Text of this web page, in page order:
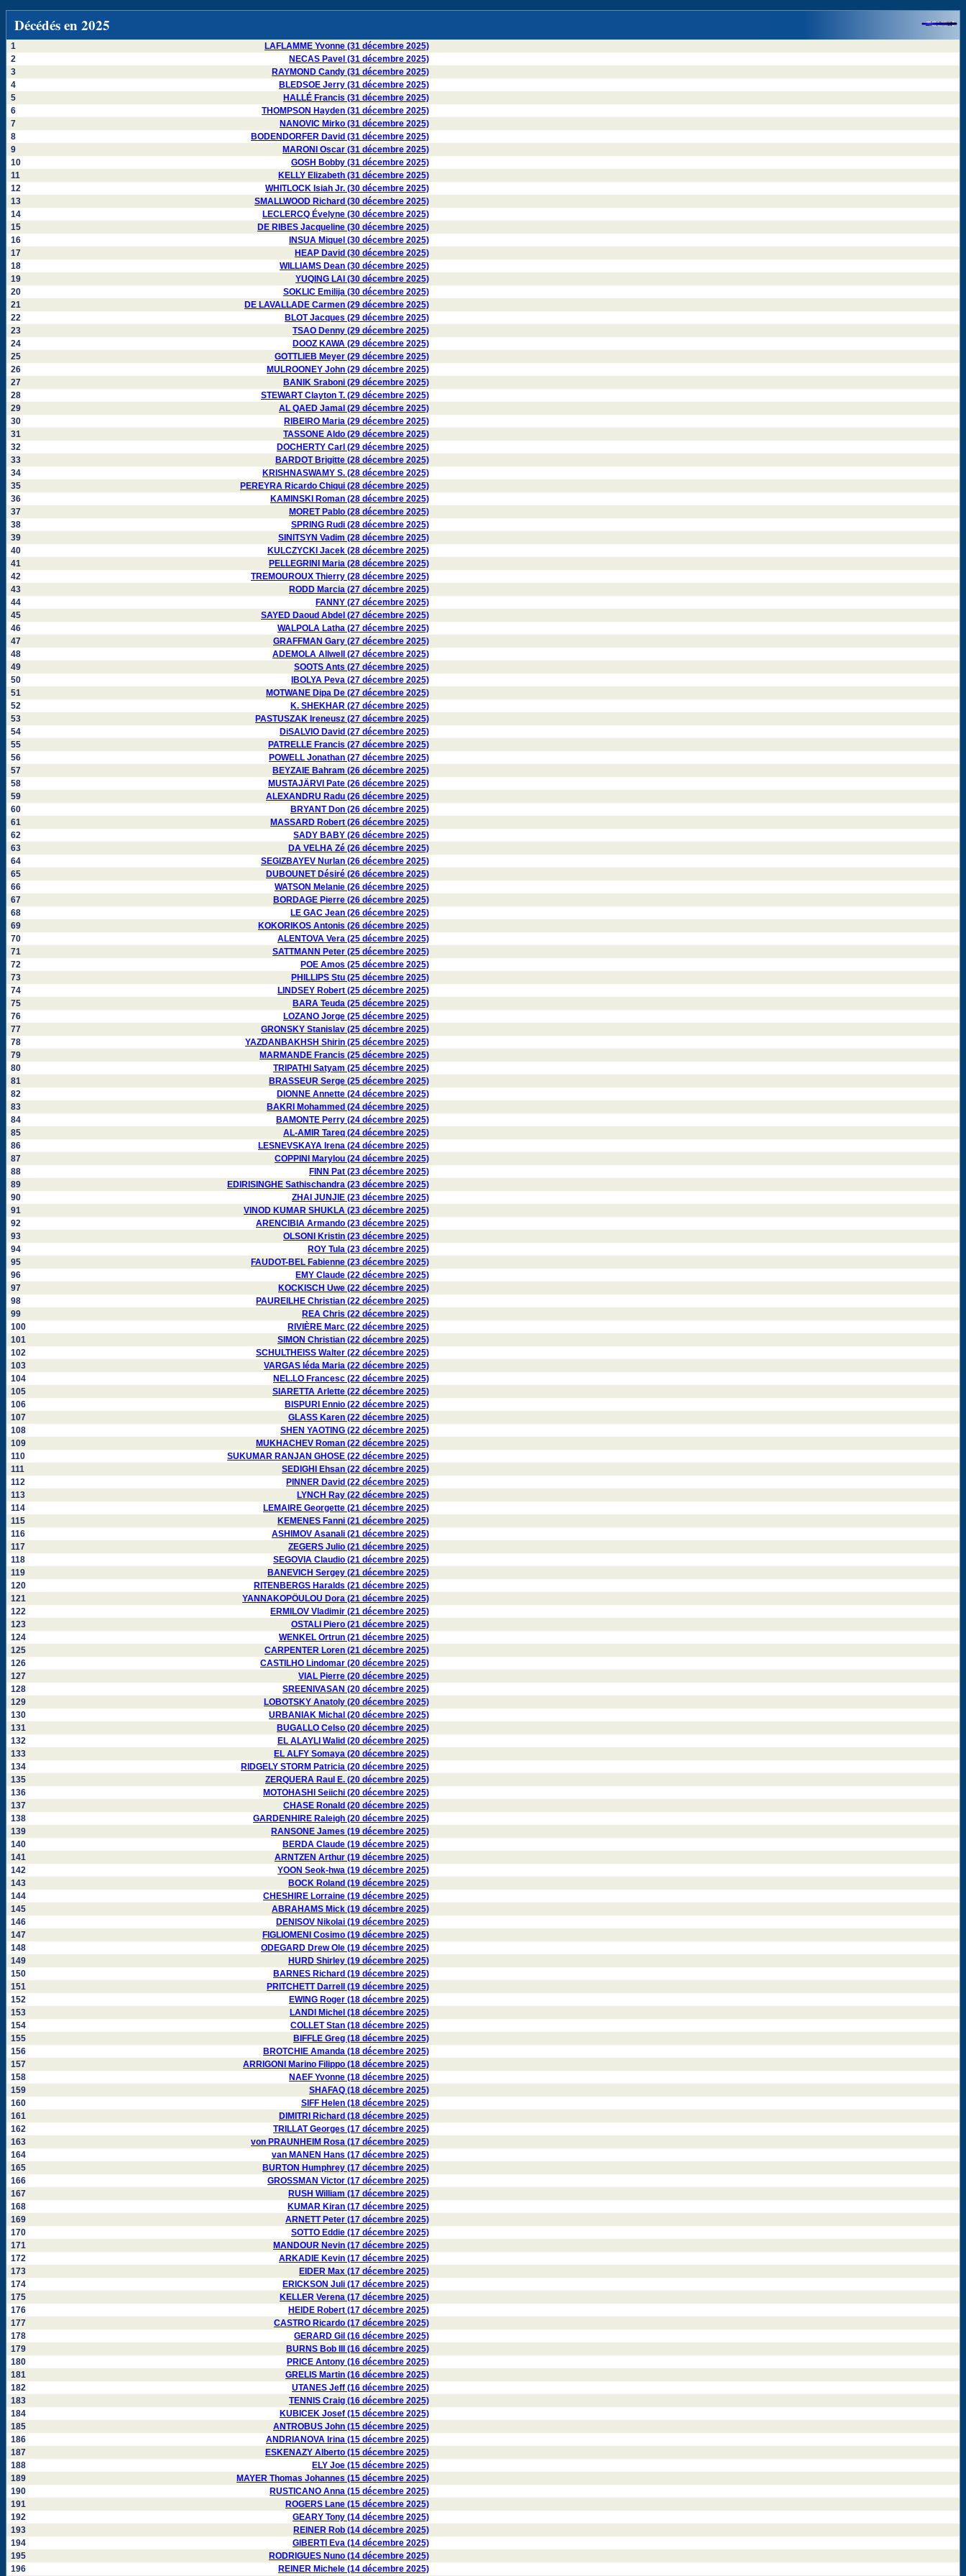
Décédés en 2025
1
LAFLAMME Yvonne (31 décembre 2025)
2
NECAS Pavel (31 décembre 2025)
3
RAYMOND Candy (31 décembre 2025)
4
BLEDSOE Jerry (31 décembre 2025)
5
HALLÉ Francis (31 décembre 2025)
6
THOMPSON Hayden (31 décembre 2025)
7
NANOVIC Mirko (31 décembre 2025)
8
BODENDORFER David (31 décembre 2025)
9
MARONI Oscar (31 décembre 2025)
10
GOSH Bobby (31 décembre 2025)
11
KELLY Elizabeth (31 décembre 2025)
12
WHITLOCK Isiah Jr. (30 décembre 2025)
13
SMALLWOOD Richard (30 décembre 2025)
14
LECLERCQ Évelyne (30 décembre 2025)
15
DE RIBES Jacqueline (30 décembre 2025)
16
INSUA Miquel (30 décembre 2025)
17
HEAP David (30 décembre 2025)
18
WILLIAMS Dean (30 décembre 2025)
19
YUQING LAI (30 décembre 2025)
20
SOKLIC Emilija (30 décembre 2025)
21
DE LAVALLADE Carmen (29 décembre 2025)
22
BLOT Jacques (29 décembre 2025)
23
TSAO Denny (29 décembre 2025)
24
DOOZ KAWA (29 décembre 2025)
25
GOTTLIEB Meyer (29 décembre 2025)
26
MULROONEY John (29 décembre 2025)
27
BANIK Sraboni (29 décembre 2025)
28
STEWART Clayton T. (29 décembre 2025)
29
AL QAED Jamal (29 décembre 2025)
30
RIBEIRO Maria (29 décembre 2025)
31
TASSONE Aldo (29 décembre 2025)
32
DOCHERTY Carl (29 décembre 2025)
33
BARDOT Brigitte (28 décembre 2025)
34
KRISHNASWAMY S. (28 décembre 2025)
35
PEREYRA Ricardo Chiqui (28 décembre 2025)
36
KAMINSKI Roman (28 décembre 2025)
37
MORET Pablo (28 décembre 2025)
38
SPRING Rudi (28 décembre 2025)
39
SINITSYN Vadim (28 décembre 2025)
40
KULCZYCKI Jacek (28 décembre 2025)
41
PELLEGRINI Maria (28 décembre 2025)
42
TREMOUROUX Thierry (28 décembre 2025)
43
RODD Marcia (27 décembre 2025)
44
FANNY (27 décembre 2025)
45
SAYED Daoud Abdel (27 décembre 2025)
46
WALPOLA Latha (27 décembre 2025)
47
GRAFFMAN Gary (27 décembre 2025)
48
ADEMOLA Allwell (27 décembre 2025)
49
SOOTS Ants (27 décembre 2025)
50
IBOLYA Peva (27 décembre 2025)
51
MOTWANE Dipa De (27 décembre 2025)
52
K. SHEKHAR (27 décembre 2025)
53
PASTUSZAK Ireneusz (27 décembre 2025)
54
DiSALVIO David (27 décembre 2025)
55
PATRELLE Francis (27 décembre 2025)
56
POWELL Jonathan (27 décembre 2025)
57
BEYZAIE Bahram (26 décembre 2025)
58
MUSTAJÄRVI Pate (26 décembre 2025)
59
ALEXANDRU Radu (26 décembre 2025)
60
BRYANT Don (26 décembre 2025)
61
MASSARD Robert (26 décembre 2025)
62
SADY BABY (26 décembre 2025)
63
DA VELHA Zé (26 décembre 2025)
64
SEGIZBAYEV Nurlan (26 décembre 2025)
65
DUBOUNET Désiré (26 décembre 2025)
66
WATSON Melanie (26 décembre 2025)
67
BORDAGE Pierre (26 décembre 2025)
68
LE GAC Jean (26 décembre 2025)
69
KOKORIKOS Antonis (26 décembre 2025)
70
ALENTOVA Vera (25 décembre 2025)
71
SATTMANN Peter (25 décembre 2025)
72
POE Amos (25 décembre 2025)
73
PHILLIPS Stu (25 décembre 2025)
74
LINDSEY Robert (25 décembre 2025)
75
BARA Teuda (25 décembre 2025)
76
LOZANO Jorge (25 décembre 2025)
77
GRONSKY Stanislav (25 décembre 2025)
78
YAZDANBAKHSH Shirin (25 décembre 2025)
79
MARMANDE Francis (25 décembre 2025)
80
TRIPATHI Satyam (25 décembre 2025)
81
BRASSEUR Serge (25 décembre 2025)
82
DIONNE Annette (24 décembre 2025)
83
BAKRI Mohammed (24 décembre 2025)
84
BAMONTE Perry (24 décembre 2025)
85
AL-AMIR Tareq (24 décembre 2025)
86
LESNEVSKAYA Irena (24 décembre 2025)
87
COPPINI Marylou (24 décembre 2025)
88
FINN Pat (23 décembre 2025)
89
EDIRISINGHE Sathischandra (23 décembre 2025)
90
ZHAI JUNJIE (23 décembre 2025)
91
VINOD KUMAR SHUKLA (23 décembre 2025)
92
ARENCIBIA Armando (23 décembre 2025)
93
OLSONI Kristin (23 décembre 2025)
94
ROY Tula (23 décembre 2025)
95
FAUDOT-BEL Fabienne (23 décembre 2025)
96
EMY Claude (22 décembre 2025)
97
KOCKISCH Uwe (22 décembre 2025)
98
PAUREILHE Christian (22 décembre 2025)
99
REA Chris (22 décembre 2025)
100
RIVIÈRE Marc (22 décembre 2025)
101
SIMON Christian (22 décembre 2025)
102
SCHULTHEISS Walter (22 décembre 2025)
103
VARGAS Iéda Maria (22 décembre 2025)
104
NEL.LO Francesc (22 décembre 2025)
105
SIARETTA Arlette (22 décembre 2025)
106
BISPURI Ennio (22 décembre 2025)
107
GLASS Karen (22 décembre 2025)
108
SHEN YAOTING (22 décembre 2025)
109
MUKHACHEV Roman (22 décembre 2025)
110
SUKUMAR RANJAN GHOSE (22 décembre 2025)
111
SEDIGHI Ehsan (22 décembre 2025)
112
PINNER David (22 décembre 2025)
113
LYNCH Ray (22 décembre 2025)
114
LEMAIRE Georgette (21 décembre 2025)
115
KEMENES Fanni (21 décembre 2025)
116
ASHIMOV Asanali (21 décembre 2025)
117
ZEGERS Julio (21 décembre 2025)
118
SEGOVIA Claudio (21 décembre 2025)
119
BANEVICH Sergey (21 décembre 2025)
120
RITENBERGS Haralds (21 décembre 2025)
121
YANNAKOPÖULOU Dora (21 décembre 2025)
122
ERMILOV Vladimir (21 décembre 2025)
123
OSTALI Piero (21 décembre 2025)
124
WENKEL Ortrun (21 décembre 2025)
125
CARPENTER Loren (21 décembre 2025)
126
CASTILHO Lindomar (20 décembre 2025)
127
VIAL Pierre (20 décembre 2025)
128
SREENIVASAN (20 décembre 2025)
129
LOBOTSKY Anatoly (20 décembre 2025)
130
URBANIAK Michal (20 décembre 2025)
131
BUGALLO Celso (20 décembre 2025)
132
EL ALAYLI Walid (20 décembre 2025)
133
EL ALFY Somaya (20 décembre 2025)
134
RIDGELY STORM Patricia (20 décembre 2025)
135
ZERQUERA Raul E. (20 décembre 2025)
136
MOTOHASHI Seiichi (20 décembre 2025)
137
CHASE Ronald (20 décembre 2025)
138
GARDENHIRE Raleigh (20 décembre 2025)
139
RANSONE James (19 décembre 2025)
140
BERDA Claude (19 décembre 2025)
141
ARNTZEN Arthur (19 décembre 2025)
142
YOON Seok-hwa (19 décembre 2025)
143
BOCK Roland (19 décembre 2025)
144
CHESHIRE Lorraine (19 décembre 2025)
145
ABRAHAMS Mick (19 décembre 2025)
146
DENISOV Nikolai (19 décembre 2025)
147
FIGLIOMENI Cosimo (19 décembre 2025)
148
ODEGARD Drew Ole (19 décembre 2025)
149
HURD Shirley (19 décembre 2025)
150
BARNES Richard (19 décembre 2025)
151
PRITCHETT Darrell (19 décembre 2025)
152
EWING Roger (18 décembre 2025)
153
LANDI Michel (18 décembre 2025)
154
COLLET Stan (18 décembre 2025)
155
BIFFLE Greg (18 décembre 2025)
156
BROTCHIE Amanda (18 décembre 2025)
157
ARRIGONI Marino Filippo (18 décembre 2025)
158
NAEF Yvonne (18 décembre 2025)
159
SHAFAQ (18 décembre 2025)
160
SIFF Helen (18 décembre 2025)
161
DIMITRI Richard (18 décembre 2025)
162
TRILLAT Georges (17 décembre 2025)
163
von PRAUNHEIM Rosa (17 décembre 2025)
164
van MANEN Hans (17 décembre 2025)
165
BURTON Humphrey (17 décembre 2025)
166
GROSSMAN Victor (17 décembre 2025)
167
RUSH William (17 décembre 2025)
168
KUMAR Kiran (17 décembre 2025)
169
ARNETT Peter (17 décembre 2025)
170
SOTTO Eddie (17 décembre 2025)
171
MANDOUR Nevin (17 décembre 2025)
172
ARKADIE Kevin (17 décembre 2025)
173
EIDER Max (17 décembre 2025)
174
ERICKSON Juli (17 décembre 2025)
175
KELLER Verena (17 décembre 2025)
176
HEIDE Robert (17 décembre 2025)
177
CASTRO Ricardo (17 décembre 2025)
178
GERARD Gil (16 décembre 2025)
179
BURNS Bob III (16 décembre 2025)
180
PRICE Antony (16 décembre 2025)
181
GRELIS Martin (16 décembre 2025)
182
UTANES Jeff (16 décembre 2025)
183
TENNIS Craig (16 décembre 2025)
184
KUBICEK Josef (15 décembre 2025)
185
ANTROBUS John (15 décembre 2025)
186
ANDRIANOVA Irina (15 décembre 2025)
187
ESKENAZY Alberto (15 décembre 2025)
188
ELY Joe (15 décembre 2025)
189
MAYER Thomas Johannes (15 décembre 2025)
190
RUSTICANO Anna (15 décembre 2025)
191
ROGERS Lane (15 décembre 2025)
192
GEARY Tony (14 décembre 2025)
193
REINER Rob (14 décembre 2025)
194
GIBERTI Eva (14 décembre 2025)
195
RODRIGUES Nuno (14 décembre 2025)
196
REINER Michele (14 décembre 2025)